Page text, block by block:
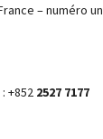
– numéro
: +852 2527 7177